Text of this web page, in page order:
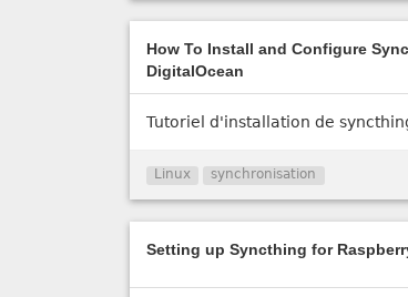
How To Install and Configure
DigitalOcean
Tutoriel d'installation de
Linux synchronisation
Setting up Syncthing for